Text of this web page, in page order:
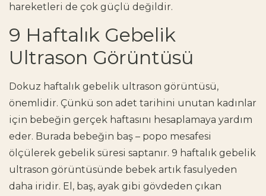
hareketleri de çok güçlü değildir.
9 Haftalık Gebelik
Ultrason Görüntüsü
Dokuz haftalık gebelik ultrason görüntüsü,
önemlidir. Çünkü son adet tarihini unutan kadınlar
için bebeğin gerçek haftasını hesaplamaya yardım
eder. Burada bebeğin baş – popo mesafesi
ölçülerek gebelik süresi saptanır. 9 haftalık gebelik
ultrason görüntüsünde bebek artık fasulyeden
daha iridir. El, baş, ayak gibi gövdeden çıkan